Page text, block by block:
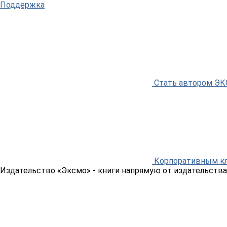
Поддержка
Стать автором
Корпоративным
Издательство «Эксмо» - книги напрямую от издательства